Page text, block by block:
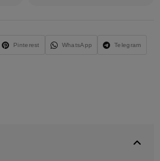
Pinterest WhatsApp Telegram